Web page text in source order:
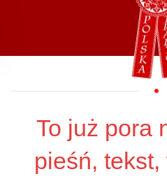
Przejdź do głównej treści
To już pora
pieśń,